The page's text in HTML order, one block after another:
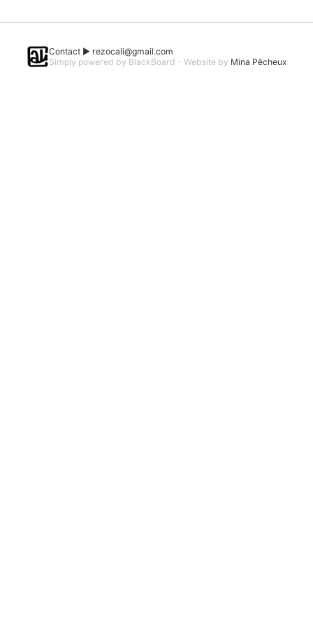
Contact ► rezocali@gmail.com
Simply powered by BlackBoard - Website by Mina Pêcheux